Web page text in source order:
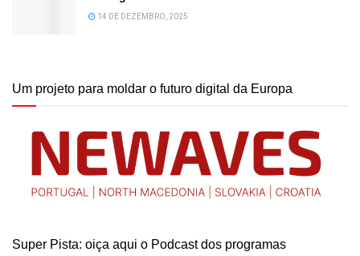
14 DE DEZEMBRO, 2025
Um projeto para moldar o futuro digital da Europa
Super Pista: oiça aqui o Podcast dos programas